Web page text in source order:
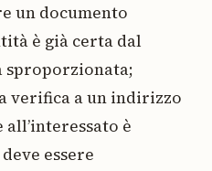
un documento
è già certa dal
sproporzionata;
verifica a un indirizzo
è
essere